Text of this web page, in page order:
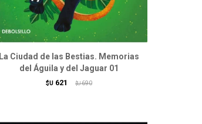
La Ciudad de las Bestias. Memorias
del Águila y del Jaguar 01
$U 621 $U 690